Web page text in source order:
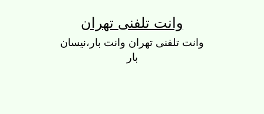
وانت تلفنی تهران
وانت تلفنی تهران وانت بار،نیسان
بار